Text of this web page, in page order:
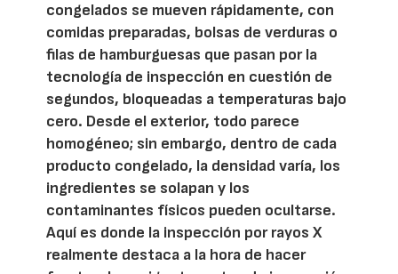
congelados se mueven rápidamente, con
comidas preparadas, bolsas de verduras o
filas de hamburguesas que pasan por la
tecnología de inspección en cuestión de
segundos, bloqueadas a temperaturas bajo
cero. Desde el exterior, todo parece
homogéneo; sin embargo, dentro de cada
producto congelado, la densidad varía, los
ingredientes se solapan y los
contaminantes físicos pueden ocultarse.
Aquí es donde la inspección por rayos X
realmente destaca a la hora de hacer